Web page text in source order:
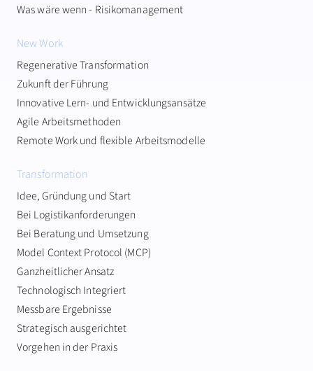
Was wäre wenn - Risikomanagement
New Work
Regenerative Transformation
Zukunft der Führung
Innovative Lern- und Entwicklungsansätze
Agile Arbeitsmethoden
Remote Work und flexible Arbeitsmodelle
Transformation
Idee, Gründung und Start
Bei Logistikanforderungen
Bei Beratung und Umsetzung
Model Context Protocol (MCP)
Ganzheitlicher Ansatz
Technologisch Integriert
Messbare Ergebnisse
Strategisch ausgerichtet
Vorgehen in der Praxis